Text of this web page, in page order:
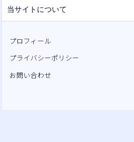
当サイトについて
プロフィール
プライバシーポリシー
お問い合わせ